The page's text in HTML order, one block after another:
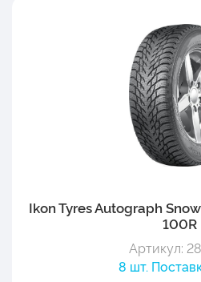
Ikon Tyres Autograph
100R
Артикул:
8 шт.